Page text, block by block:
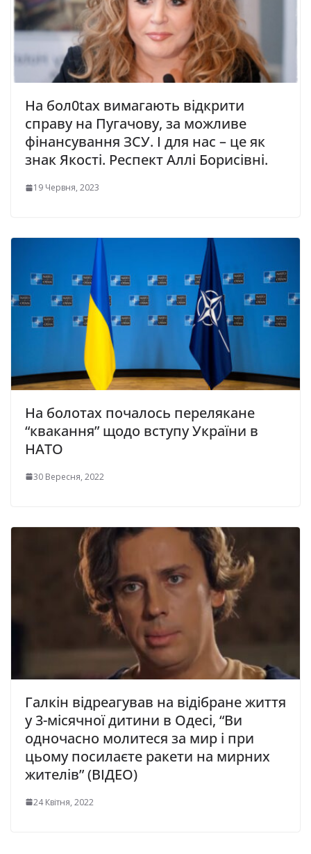
На бол0tах вимагають відкрити
справу на Пугачову, за можливе
фінансування ЗСУ. І для нас – це як
знак Якості. Респект Аллі Борисівні.
19 Червня, 2023
На болотах почалось перелякане
“квакання” щодо вступу України в
НАТО
30 Вересня, 2022
Галкін відреагував на відібране життя
у 3-місячної дитини в Одесі, “Ви
одночасно молитеся за мир і при
цьому посилаєте ракети на мирних
жителів” (ВІДЕО)
24 Квітня, 2022